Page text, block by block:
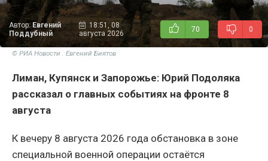
Автор:Евгений
Поддубный
18:51, 08
августа 2026
70 0
© РИА Новости . Евгений Биятов
Лиман, Купянск и Запорожье: Юрий Подоляка
рассказал о главных событиях на фронте 8
августа
К вечеру 8 августа 2026 года обстановка в зоне
специальной военной операции остаётся